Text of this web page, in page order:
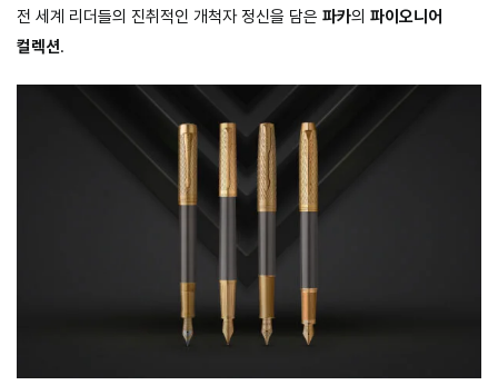
전 세계 리더들의 진취적인 개척자 정신을 담은 파카의 파이오니어
컬렉션.